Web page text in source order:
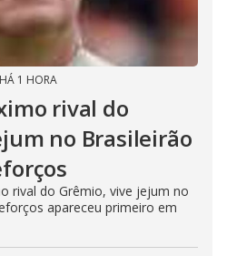
HÁ 1 HORA
rival do
no Brasileirão
rival do Grêmio, vive jejum no
apareceu primeiro em